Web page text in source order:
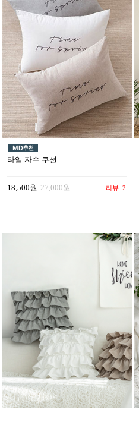
타임 자수 쿠션
18,500원 27,000원 리뷰 2